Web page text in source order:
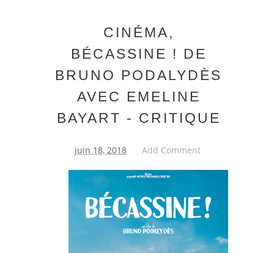
CINÉMA,
BÉCASSINE ! DE
BRUNO PODALYDÈS
AVEC EMELINE
BAYART - CRITIQUE
juin 18, 2018 Add Comment